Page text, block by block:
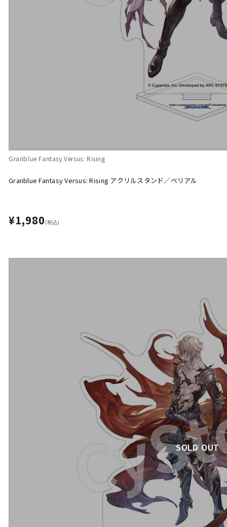
Granblue Fantasy Versus: Rising
Granblue Fantasy Versus: Rising アクリルスタンド／ベリアル
¥1,980 (税込)
SOLD OUT